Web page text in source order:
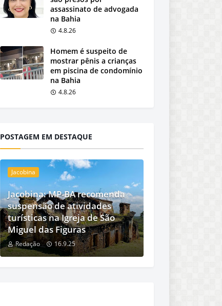
assassinato de advogada
na Bahia
4.8.26
Homem é suspeito de
mostrar pênis a crianças
em piscina de condomínio
na Bahia
4.8.26
POSTAGEM EM DESTAQUE
Jacobina
Jacobina: MP-BA recomenda
suspensão de atividades
turísticas na Igreja de São
Miguel das Figuras
Redação 16.9.25